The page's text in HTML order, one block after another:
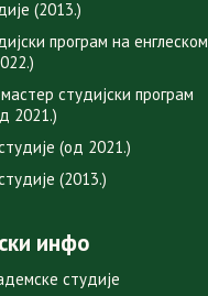
(2013.)
програм на енглеском
студијски програм
2021.)
(од 2021.)
(2013.)
инфо
студије